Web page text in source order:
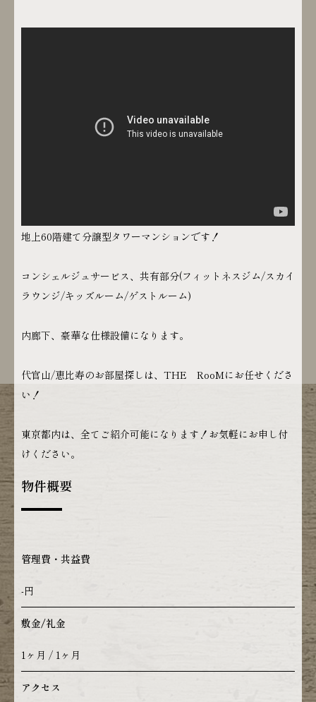
地上60階建て分譲型タワーマンションです！
コンシェルジュサービス、共有部分(フィットネスジム/スカイ
ラウンジ/キッズルーム/ゲストルーム)
内廊下、豪華な仕様設備になります。
代官山/恵比寿のお部屋探しは、THE RooMにお任せくださ
い！
東京都内は、全てご紹介可能になります！お気軽にお申し付
けください。
物件概要
管理費・共益費
-円
敷金/礼金
1ヶ月 / 1ヶ月
アクセス